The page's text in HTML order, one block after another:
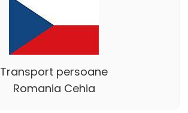
Transport persoane
Romania Cehia